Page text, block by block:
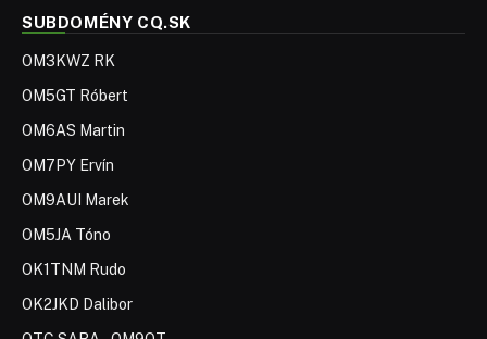
SUBDOMÉNY CQ.SK
OM3KWZ RK
OM5GT Róbert
OM6AS Martin
OM7PY Ervín
OM9AUI Marek
OM5JA Tóno
OK1TNM Rudo
OK2JKD Dalibor